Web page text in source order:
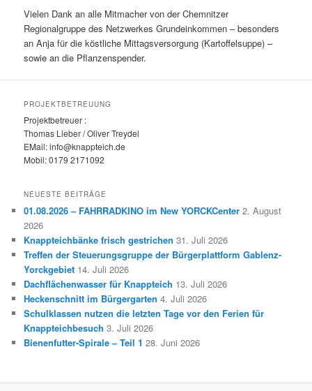
Vielen Dank an alle Mitmacher von der Chemnitzer
Regionalgruppe des Netzwerkes Grundeinkommen – besonders
an Anja für die köstliche Mittagsversorgung (Kartoffelsuppe) –
sowie an die Pflanzenspender.
PROJEKTBETREUUNG
Projektbetreuer :
Thomas Lieber / Oliver Treydel
EMail: info@knappteich.de
Mobil: 0179 2171092
NEUESTE BEITRÄGE
01.08.2026 – FAHRRADKINO im New YORCKCenter 2. August
2026
Knappteichbänke frisch gestrichen 31. Juli 2026
Treffen der Steuerungsgruppe der Bürgerplattform Gablenz-
Yorckgebiet 14. Juli 2026
Dachflächenwasser für Knappteich 13. Juli 2026
Heckenschnitt im Bürgergarten 4. Juli 2026
Schulklassen nutzen die letzten Tage vor den Ferien für
Knappteichbesuch 3. Juli 2026
Bienenfutter-Spirale – Teil 1 28. Juni 2026